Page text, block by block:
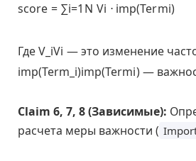
score = ∑i=1 N Vi ⋅ imp(Termi)
ГдеV_iVi — это изменение
imp(Term_i)imp(Termi)—
Claim 6, 7, 8 (Зависимые):
расчета меры важности (